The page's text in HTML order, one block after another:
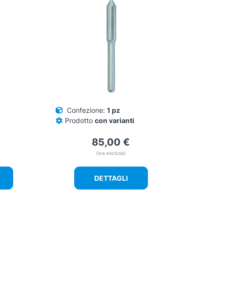
Confezione: 1 pz
Prodottocon varianti
85,00€
(iva esclusa)
DETTAGLI